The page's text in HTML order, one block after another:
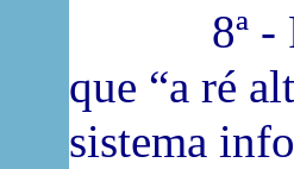
8ª - Foi
que “a ré
sistema